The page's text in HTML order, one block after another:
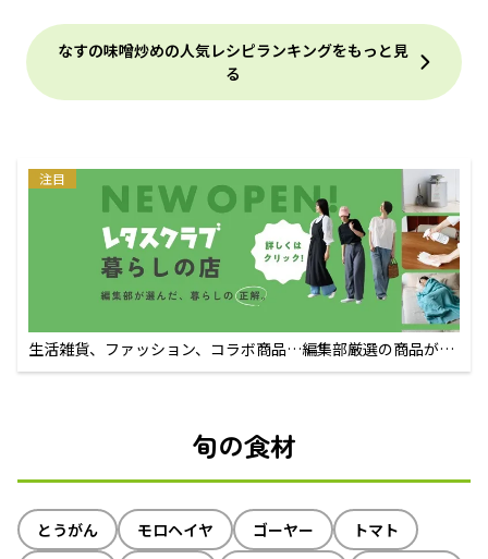
なすの味噌炒めの人気レシピランキングをもっと見
る
注目
生活雑貨、ファッション、コラボ商品…編集部厳選の商品が買
えるECサイト
旬の食材
とうがん モロヘイヤ ゴーヤー
トマト